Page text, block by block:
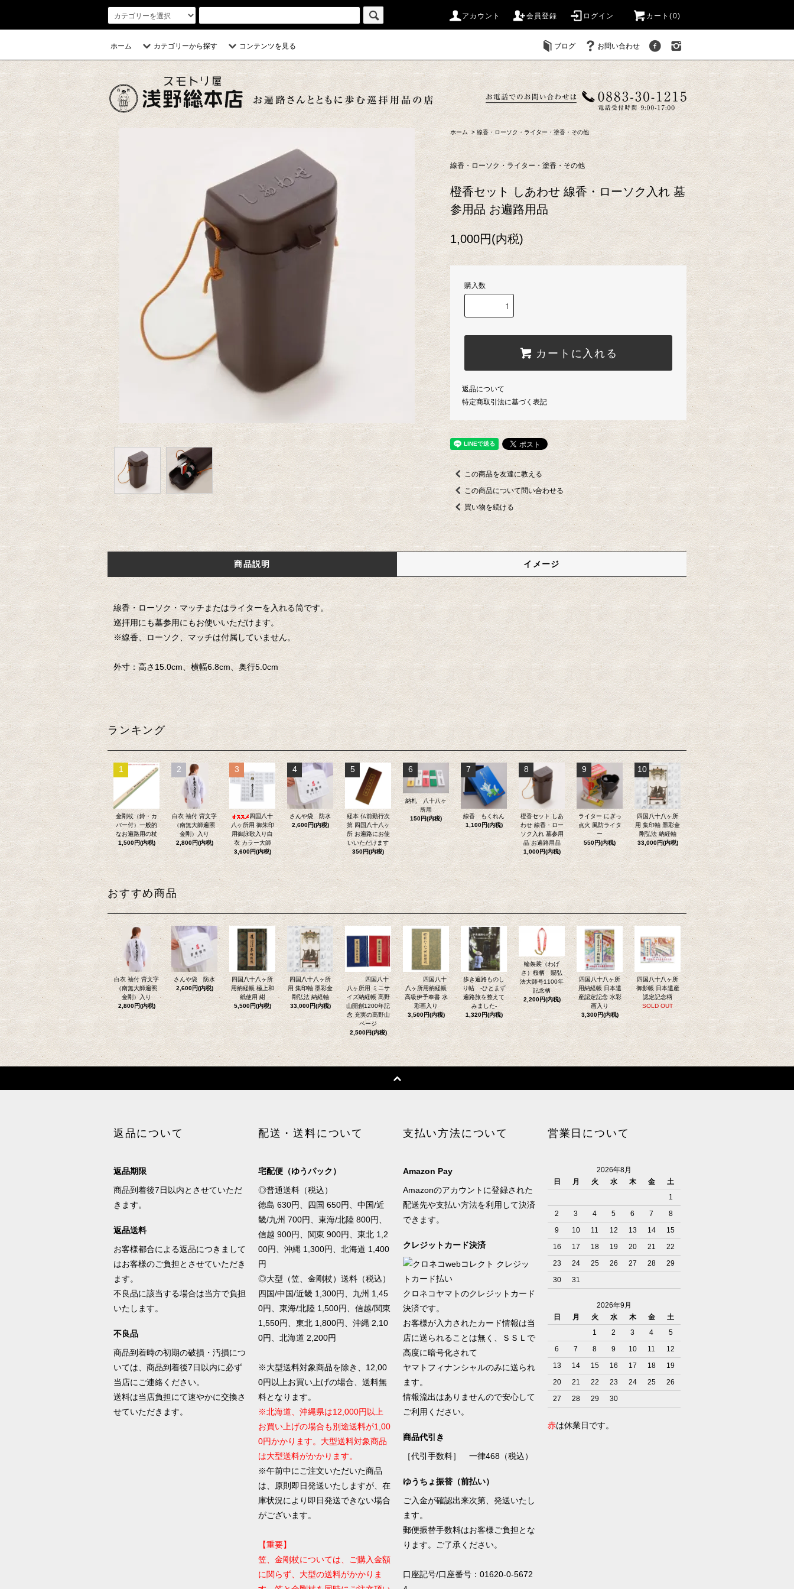
アカウント 会員登録 ログイン カート(0)
ホーム カテゴリーから探す コンテンツを見る ブログ お問い合わせ
ホーム >線香・ローソク・ライター・塗香・その他
線香・ローソク・ライター・塗香・その他
橙香セット しあわせ 線香・ローソク入れ 墓
参用品 お遍路用品
1,000円(内税)
購入数
カートに入れる
返品について
特定商取引法に基づく表記
この商品を友達に教える
この商品について問い合わせる
買い物を続ける
商品説明 イメージ
線香・ローソク・マッチまたはライターを入れる筒です。
巡拝用にも墓参用にもお使いいただけます。
※線香、ローソク、マッチは付属していません。
外寸：高さ15.0cm、横幅6.8cm、奥行5.0cm
ランキング
1
金剛杖（鈴・カ
バー付）一般的
なお遍路用の杖
1,500円(内税)
2
白衣 袖付 背文字
（南無大師遍照
金剛）入り
2,800円(内税)
3
四国八十
八ヶ所用 御朱印
用御詠歌入り白
衣 カラー大師
3,600円(内税)
4
さんや袋 防水
2,600円(内税)
5
経本 仏前勤行次
第 四国八十八ヶ
所 お遍路にお使
いいただけます
350円(内税)
6
納札 八十八ヶ
所用
150円(内税)
7
線香 もくれん
1,100円(内税)
8
橙香セット しあ
わせ 線香・ロー
ソク入れ 墓参用
品 お遍路用品
1,000円(内税)
9
ライター にぎっ
点火 風防ライタ
ー
550円(内税)
10
四国八十八ヶ所
用 集印軸 墨彩金
剛弘法 納経軸
33,000円(内税)
おすすめ商品
白衣 袖付 背文字
（南無大師遍照
金剛）入り
2,800円(内税)
さんや袋 防水
2,600円(内税)
四国八十八ヶ所
用納経帳 極上和
紙使用 紺
5,500円(内税)
四国八十八ヶ所
用 集印軸 墨彩金
剛弘法 納経軸
33,000円(内税)
四国八十
八ヶ所用 ミニサ
イズ納経帳 高野
山開創1200年記
念 充実の高野山
ページ
2,500円(内税)
四国八十
八ヶ所用納経帳
高級伊予奉書 水
彩画入り
3,500円(内税)
歩き遍路ものし
り帖 -ひとまず
遍路旅を整えて
みました-
1,320円(内税)
輪袈裟（わげ
さ）桜柄 賜弘
法大師号1100年
記念柄
2,200円(内税)
四国八十八ヶ所
用納経帳 日本遺
産認定記念 水彩
画入り
3,300円(内税)
四国八十八ヶ所
御影帳 日本遺産
認定記念柄
SOLD OUT
返品について
返品期限
商品到着後7日以内とさせていただ
きます。
返品送料
お客様都合による返品につきまして
はお客様のご負担とさせていただき
ます。
不良品に該当する場合は当方で負担
いたします。
不良品
商品到着時の初期の破損・汚損につ
いては、商品到着後7日以内に必ず
当店にご連絡ください。
送料は当店負担にて速やかに交換さ
せていただきます。
配送・送料について
宅配便（ゆうパック）
◎普通送料（税込）
徳島 630円、四国 650円、中国/近
畿/九州 700円、東海/北陸 800円、
信越 900円、関東 900円、東北 1,2
00円、沖縄 1,300円、北海道 1,400
円
◎大型（笠、金剛杖）送料（税込）
四国/中国/近畿 1,300円、九州 1,45
0円、東海/北陸 1,500円、信越/関東
1,550円、東北 1,800円、沖縄 2,10
0円、北海道 2,200円
※大型送料対象商品を除き、12,00
0円以上お買い上げの場合、送料無
料となります。
※北海道、沖縄県は12,000円以上
お買い上げの場合も別途送料が1,00
0円かかります。大型送料対象商品
は大型送料がかかります。
※午前中にご注文いただいた商品
は、原則即日発送いたしますが、在
庫状況により即日発送できない場合
がございます。
【重要】
笠、金剛杖については、ご購入金額
に関らず、大型の送料がかかりま
支払い方法について
Amazon Pay
Amazonのアカウントに登録された
配送先や支払い方法を利用して決済
できます。
クレジットカード決済
クロネコヤマトのクレジットカード
決済です。
お客様が入力されたカード情報は当
店に送られることは無く、ＳＳＬで
高度に暗号化されて
ヤマトフィナンシャルのみに送られ
ます。
情報流出はありませんので安心して
ご利用ください。
商品代引き
［代引手数料］ 一律468（税込）
ゆうちょ振替（前払い）
ご入金が確認出来次第、発送いたし
ます。
郵便振替手数料はお客様ご負担とな
ります。ご了承ください。
口座記号/口座番号：01620-0-5672
営業日について
2026年8月
日
月 火 水 木 金
土
1
2
3 4 5 6 7
8
9
10 11 12 13 14
15
16
17 18 19 20 21
22
23
24 25 26 27 28
29
30
31
2026年9月
日
月 火 水 木 金
土
1
2 3 4
5
6
7 8 9 10 11
12
13
14 15 16 17 18
19
20
21 22 23 24 25
26
27
28 29 30
赤は休業日です。